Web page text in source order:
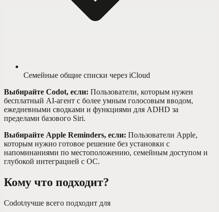
Семейные общие списки через iCloud
Выбирайте Codot, если: Пользователи, которым нужен
бесплатный AI-агент с более умным голосовым вводом,
ежедневными сводками и функциями для ADHD за
пределами базового Siri.
Выбирайте Apple Reminders, если: Пользователи Apple,
которым нужно готовое решение без установки с
напоминаниями по местоположению, семейным доступом и
глубокой интеграцией с ОС.
Кому что подходит?
Codotлучше всего подходит для